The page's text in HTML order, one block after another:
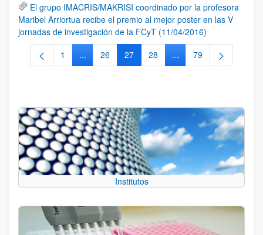
El grupo IMACRIS/MAKRISI coordinado por la profesora
Maribel Arriortua recibe el premio al mejor poster en las V
jornadas de investigación de la FCyT (11/04/2016)
Página
1 ...Páginas intermedias Use TAB para desplazarse.
Página
26 Página
27 Página
28 ...Páginas intermedias
Página
79
Institutos